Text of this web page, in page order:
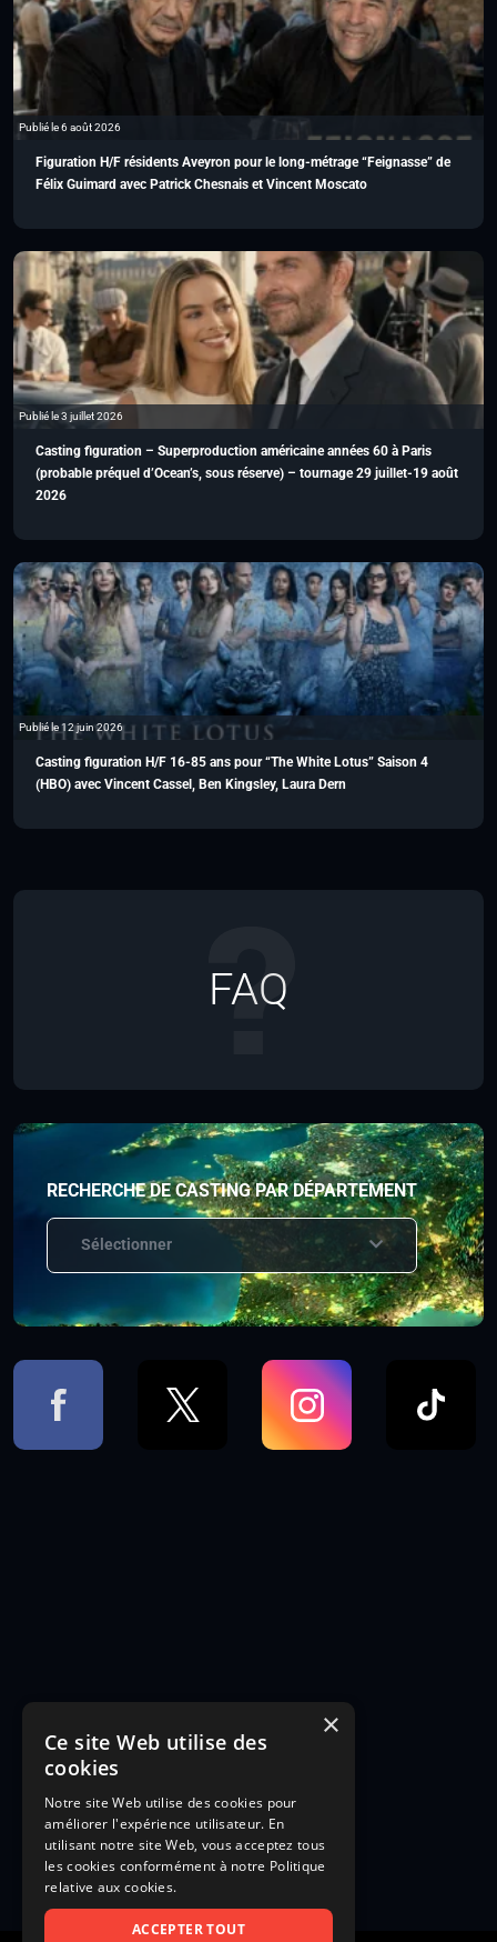
Publié le 6 août 2026
Figuration H/F résidents Aveyron pour le long-métrage “Feignasse” de
Félix Guimard avec Patrick Chesnais et Vincent Moscato
Publié le 3 juillet 2026
Casting figuration – Superproduction américaine années 60 à Paris
(probable préquel d’Ocean’s, sous réserve) – tournage 29 juillet-19 août
2026
Publié le 12 juin 2026
Casting figuration H/F 16-85 ans pour “The White Lotus” Saison 4
(HBO) avec Vincent Cassel, Ben Kingsley, Laura Dern
FAQ
RECHERCHE DE CASTING PAR DÉPARTEMENT
Sélectionner
×
Ce site Web utilise des
cookies
Notre site Web utilise des cookies pour
améliorer l'expérience utilisateur. En
utilisant notre site Web, vous acceptez tous
les cookies conformément à notre Politique
relative aux cookies.
ACCEPTER TOUT